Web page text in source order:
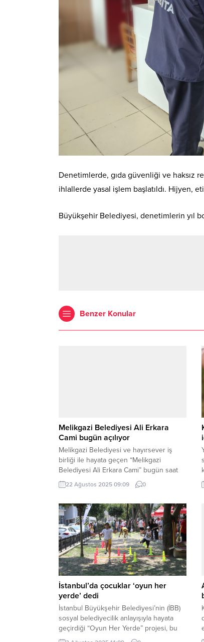
Denetimlerde, gıda güvenliği ve haksız
ihlallerde yasal işlem başlatıldı. Hijyen,
Büyükşehir Belediyesi, denetimlerin yıl
Benzer Konular
Melikgazi Belediyesi Ali Erkara
Cami bugün açılıyor
Melikgazi Belediyesi ve hayırsever iş
birliği ile hayata geçen “Melikgazi
Belediyesi Ali Erkara Cami” bugün saat
13.00’te açılıyor. KAYSERİ (İGFA) –
Erenköy Mahallesi Komanda Caddesi’nde
vatandaşları davet eden Kayseri
Melikgazi Belediye Başkanı Doç. Dr.
Mustafa Palancıoğlu, “2025 yılı Melikgazi
yılı olacak demiştik. Bu kapsamda
açılışlarla,...
22 Ağustos 2025 09:09 0
İstanbul’da çocuklar ‘oyun her
yerde’ dedi
İstanbul Büyükşehir Belediyesi’nin (İBB)
sosyal belediyecilik anlayışıyla hayata
geçirdiği “Oyun Her Yerde” projesi, bu
yaz da tüm neşesiyle devam ediyor. Kış